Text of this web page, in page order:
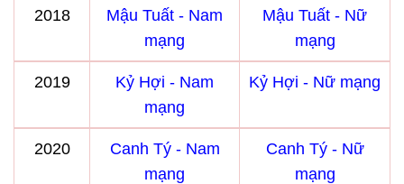
2018
Mậu Tuất - Nam
mạng
Mậu Tuất - Nữ
mạng
2019
Kỷ Hợi - Nam
mạng
Kỷ Hợi - Nữ mạng
2020
Canh Tý - Nam
mạng
Canh Tý - Nữ
mạng